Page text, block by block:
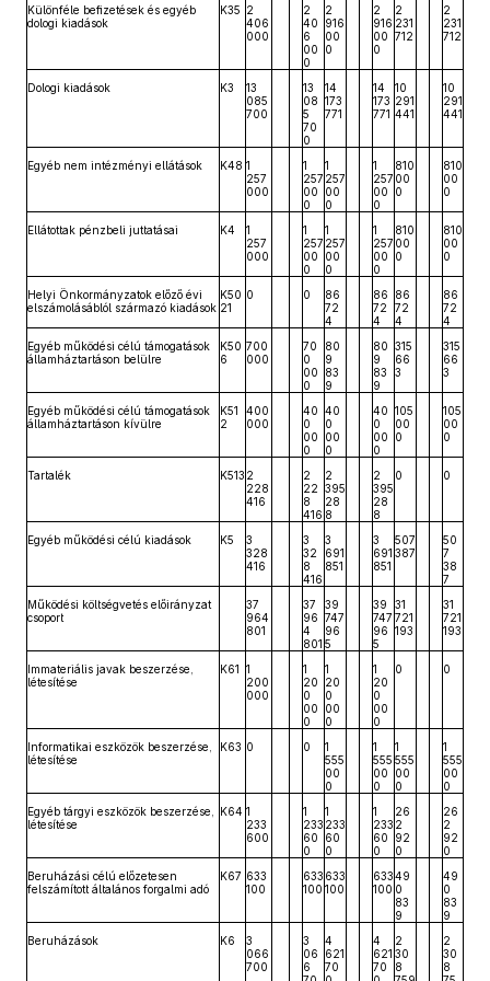
Különféle befizetések és egyéb
dologi kiadások
K35 2
406
000
2
40
6
00
0
2
916
00
0
2
916
00
0
2
231
712
2
231
712
Dologi kiadások K3
13
085
700
13
08
5
70
0
14
173
771
14
173
771
10
291
441
10
291
441
Egyéb nem intézményi ellátások K48 1
257
000
1
257
00
0
1
257
00
0
1
257
00
0
810
00
0
810
00
0
Ellátottak pénzbeli juttatásai K4
1
257
000
1
257
00
0
1
257
00
0
1
257
00
0
810
00
0
810
00
0
Helyi Önkormányzatok előző évi
elszámolásáblól származó kiadások
K50
21
0 0
86
72
4
86
72
4
86
72
4
86
72
4
Egyéb működési célú támogatások
államháztartáson belülre
K50
6
700
000
70
0
00
0
80
9
83
9
80
9
83
9
315
66
3
315
66
3
Egyéb működési célú támogatások
államháztartáson kívülre
K51
2
400
000
40
0
00
0
40
0
00
0
40
0
00
0
105
00
0
105
00
0
Tartalék K513 2
228
416
2
22
8
416
2
395
28
8
2
395
28
8
0 0
Egyéb működési célú kiadások K5
3
328
416
3
32
8
416
3
691
851
3
691
851
507
387
50
7
38
7
Működési költségvetés előirányzat
csoport
37
964
801
37
96
4
801
39
747
96
5
39
747
96
5
31
721
193
31
721
193
Immateriális javak beszerzése,
létesítése
K61 1
200
000
1
20
0
00
0
1
20
0
00
0
1
20
0
00
0
0 0
Informatikai eszközök beszerzése,
létesítése
K63 0 0
1
555
00
0
1
555
00
0
1
555
00
0
1
555
00
0
Egyéb tárgyi eszközök beszerzése,
létesítése
K64 1
233
600
1
233
60
0
1
233
60
0
1
233
60
0
26
2
92
0
26
2
92
0
Beruházási célú előzetesen
felszámított általános forgalmi adó
K67 633
100
633
100
633
100
633
100
49
0
83
9
49
0
83
9
Beruházások
K6
3
066
700
3
06
6
4
621
70
4
621
70
2
30
8
2
30
8